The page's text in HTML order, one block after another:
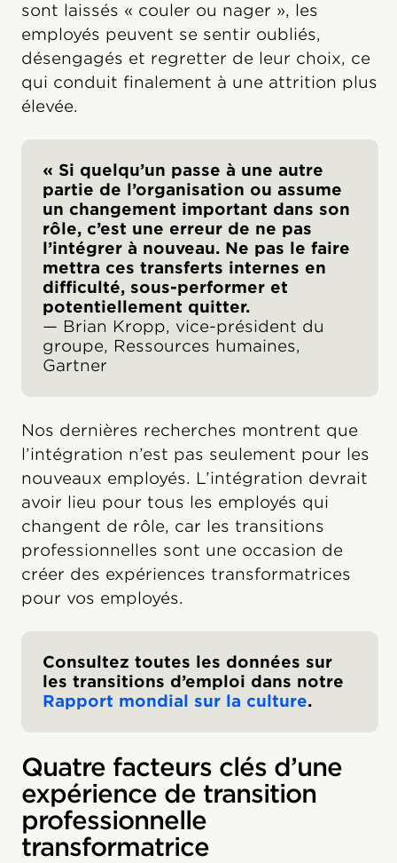
sont laissés « couler ou nager », les
employés peuvent se sentir oubliés,
désengagés et regretter de leur choix, ce
qui conduit finalement à une attrition plus
élevée.
« Si quelqu’un passe à une autre
partie de l’organisation ou assume
un changement important dans son
rôle, c’est une erreur de ne pas
l’intégrer à nouveau. Ne pas le faire
mettra ces transferts internes en
difficulté, sous-performer et
potentiellement quitter.
— Brian Kropp, vice-président du
groupe, Ressources humaines,
Gartner
Nos dernières recherches montrent que
l’intégration n’est pas seulement pour les
nouveaux employés. L’intégration devrait
avoir lieu pour tous les employés qui
changent de rôle, car les transitions
professionnelles sont une occasion de
créer des expériences transformatrices
pour vos employés.
Consultez toutes les données sur
les transitions d’emploi dans notre
Rapport mondial sur la culture.
Quatre facteurs clés d’une
expérience de transition
professionnelle
transformatrice